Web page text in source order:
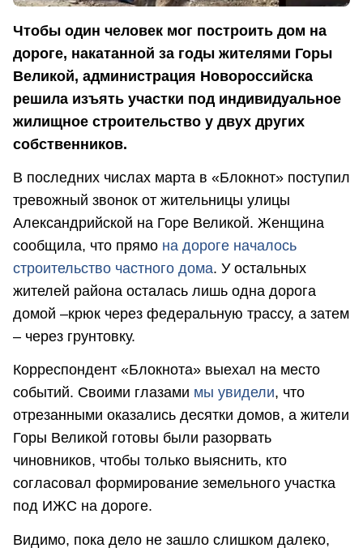
Чтобы один человек мог построить дом на
дороге, накатанной за годы жителями Горы
Великой, администрация Новороссийска
решила изъять участки под индивидуальное
жилищное строительство у двух других
собственников.
В последних числах марта в «Блокнот» поступил
тревожный звонок от жительницы улицы
Александрийской на Горе Великой. Женщина
сообщила, что прямо на дороге началось
строительство частного дома. У остальных
жителей района осталась лишь одна дорога
домой –крюк через федеральную трассу, а затем
– через грунтовку.
Корреспондент «Блокнота» выехал на место
событий. Своими глазами мы увидели, что
отрезанными оказались десятки домов, а жители
Горы Великой готовы были разорвать
чиновников, чтобы только выяснить, кто
согласовал формирование земельного участка
под ИЖС на дороге.
Видимо, пока дело не зашло слишком далеко,